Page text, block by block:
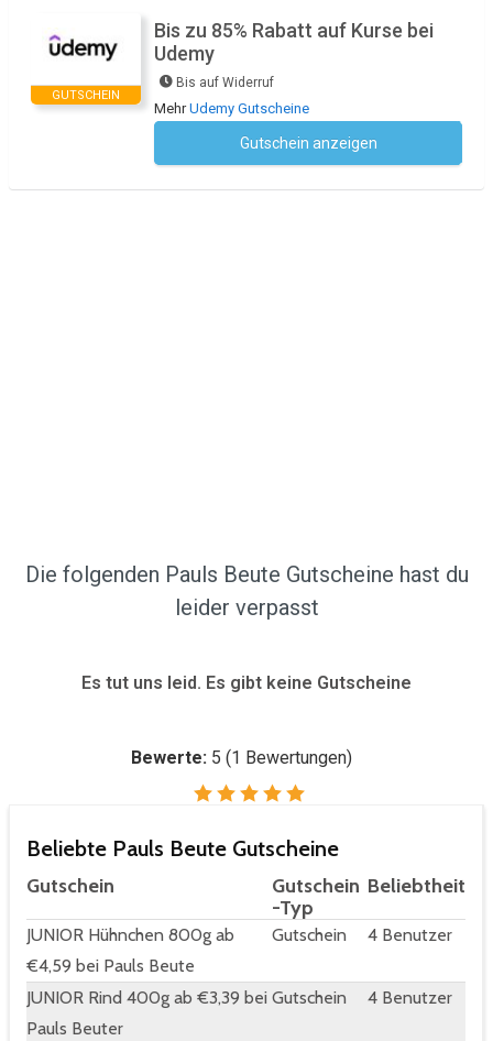
GUTSCHEIN
Bis zu 85% Rabatt auf Kurse bei
Udemy
Bis auf Widerruf
MehrUdemy Gutscheine
Gutschein anzeigen
Die folgenden Pauls Beute Gutscheine hast du
leider verpasst
Es tut uns leid. Es gibt keine Gutscheine
Bewerte: 5 (1 Bewertungen)
Beliebte Pauls Beute Gutscheine
Gutschein
Gutschein
-Typ
Beliebtheit
JUNIOR Hühnchen 800g ab
€4,59 bei Pauls Beute
Gutschein 4 Benutzer
JUNIOR Rind 400g ab €3,39 bei
Pauls Beuter
Gutschein 4 Benutzer